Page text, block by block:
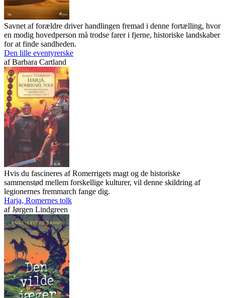
Savnet af forældre driver handlingen fremad i denne fortælling, hvor
en modig hovedperson må trodse farer i fjerne, historiske landskaber
for at finde sandheden.
Den lille eventyrerske
afBarbara Cartland
Hvis du fascineres af Romerrigets magt og de historiske
sammenstød mellem forskellige kulturer, vil denne skildring af
legionernes fremmarch fange dig.
Harja, Romernes tolk
afJørgen Lindgreen